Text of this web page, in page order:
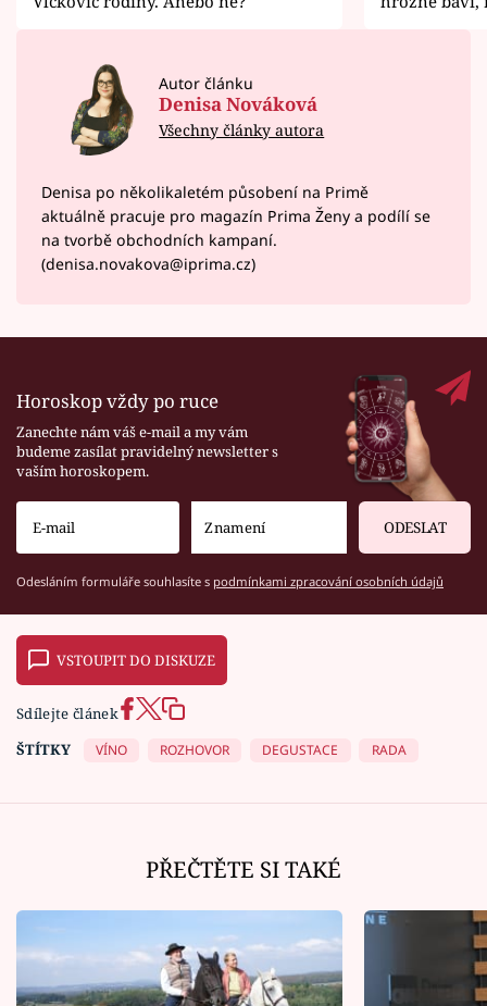
Autor článku
Denisa Nováková
Všechny články autora
Denisa po několikaletém působení na Primě
aktuálně pracuje pro magazín Prima Ženy a podílí se
na tvorbě obchodních kampaní.
(denisa.novakova@iprima.cz)
Horoskop vždy po ruce
Zanechte nám váš e-mail a my vám
budeme zasílat pravidelný newsletter s
vaším horoskopem.
ODESLAT
Odesláním formuláře souhlasíte s podmínkami zpracování osobních údajů
VSTOUPIT DO DISKUZE
Sdílejte článek
ŠTÍTKY
VÍNO ROZHOVOR DEGUSTACE RADA
PŘEČTĚTE SI TAKÉ